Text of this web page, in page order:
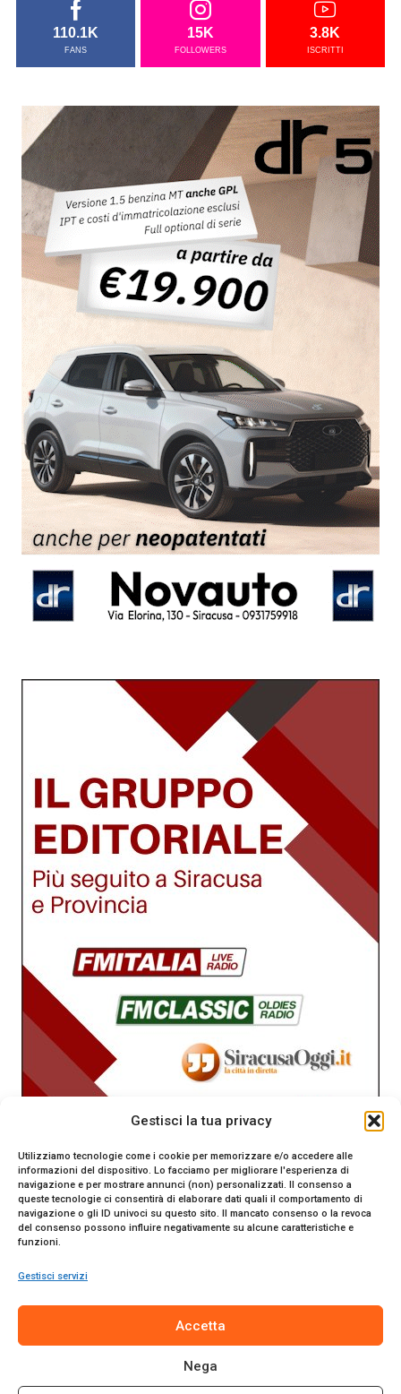
Gestisci la tua privacy
Utilizziamo tecnologie come i cookie per memorizzare e/o accedere alle
informazioni del dispositivo. Lo facciamo per migliorare l'esperienza di
navigazione e per mostrare annunci (non) personalizzati. Il consenso a
queste tecnologie ci consentirà di elaborare dati quali il comportamento di
navigazione o gli ID univoci su questo sito. Il mancato consenso o la revoca
del consenso possono influire negativamente su alcune caratteristiche e
funzioni.
Gestisci servizi
Accetta
Nega
110.1K
FANS
15K
FOLLOWERS
3.8K
ISCRITTI
Tribunale di Siracusa. Direttore responsabile Gianni Catania.
© 2024 Promo Italia S.r.l. Tutti i diritti riservati. | Sito web
realizzato daWeb-Arte.it